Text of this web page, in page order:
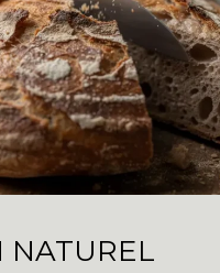
NATUREL